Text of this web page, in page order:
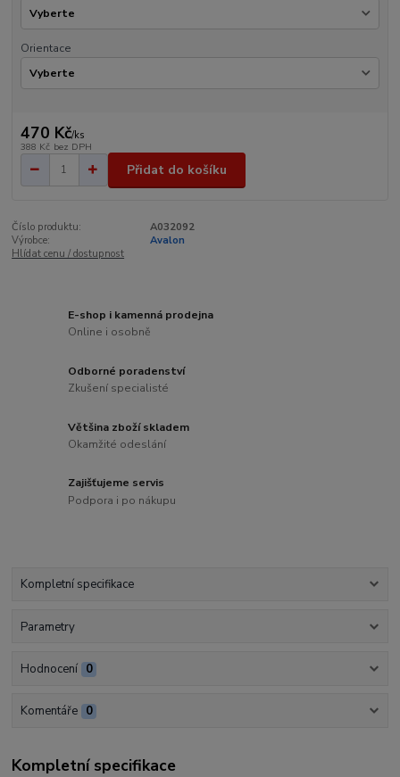
Orientace
470 Kč/ks
388 Kč bez DPH
Přidat do košíku
Číslo produktu:
A032092
Výrobce:
Avalon
Hlídat cenu / dostupnost
E-shop i kamenná prodejna
Online i osobně
Odborné poradenství
Zkušení specialisté
Většina zboží skladem
Okamžité odeslání
Zajišťujeme servis
Podpora i po nákupu
Kompletní specifikace
Parametry
Hodnocení 0
Komentáře 0
Kompletní specifikace